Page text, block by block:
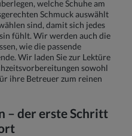
welche Schuhe am
Schmuck auswählt
sind, damit sich jedes
fühlt. Wir werden auch die
wie die passende
Wir laden Sie zur Lektüre
sowohl
ihre Betreuer zum reinen
– der erste Schritt